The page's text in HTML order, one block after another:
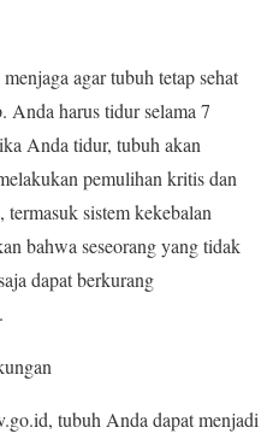
agar tubuh tetap sehat
Anda harus tidur selama 7
Anda tidur, tubuh akan
pemulihan kritis dan
sistem kekebalan
bahwa seseorang yang tidak
dapat berkurang
tubuh Anda dapat menjadi